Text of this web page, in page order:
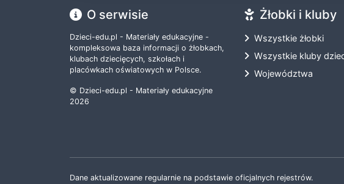
O serwisie
Dzieci-edu.pl - Materiały edukacyjne -
kompleksowa baza informacji o żłobkach,
klubach dziecięcych, szkołach i
placówkach oświatowych w Polsce.
© Dzieci-edu.pl - Materiały edukacyjne
2026
Żłobki i kluby
Wszystkie żłobki
Wszystkie kluby
Województwa
Dane aktualizowane regularnie na podstawie oficjalnych rejestrów.